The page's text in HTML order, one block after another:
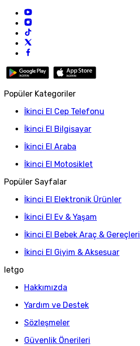
Popüler Kategoriler
İkinci El Cep Telefonu
İkinci El Bilgisayar
İkinci El Araba
İkinci El Motosiklet
Popüler Sayfalar
İkinci El Elektronik Ürünler
İkinci El Ev & Yaşam
İkinci El Bebek Araç & Gereçleri
İkinci El Giyim & Aksesuar
letgo
Hakkımızda
Yardım ve Destek
Sözleşmeler
Güvenlik Önerileri